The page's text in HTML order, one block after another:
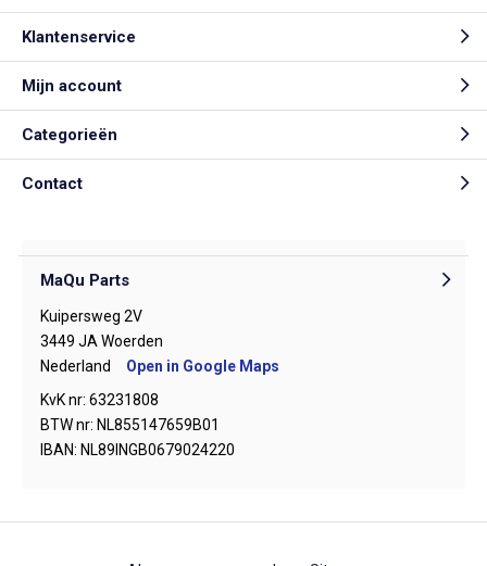
Klantenservice
Mijn account
Categorieën
Contact
MaQu Parts
Kuipersweg 2V
3449 JA Woerden
Nederland
Open in Google Maps
KvK nr: 63231808
BTW nr: NL855147659B01
IBAN: NL89INGB0679024220